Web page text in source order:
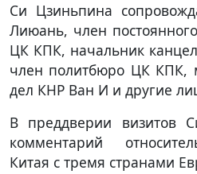
Си Цзиньпина
Лиюань, член
ЦК КПК, начальник
член политбюро ЦК КПК,
дел КНР Ван И и другие
В преддверии визитов
комментарий
Китая с тремя странами